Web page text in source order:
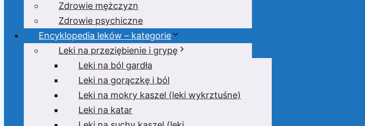
Zdrowie mężczyzn
Zdrowie psychiczne
Encyklopedia leków – kategorie
Leki na przeziębienie i grypę
Leki na ból gardła
Leki na gorączkę i ból
Leki na mokry kaszel (leki wykrztuśne)
Leki na katar